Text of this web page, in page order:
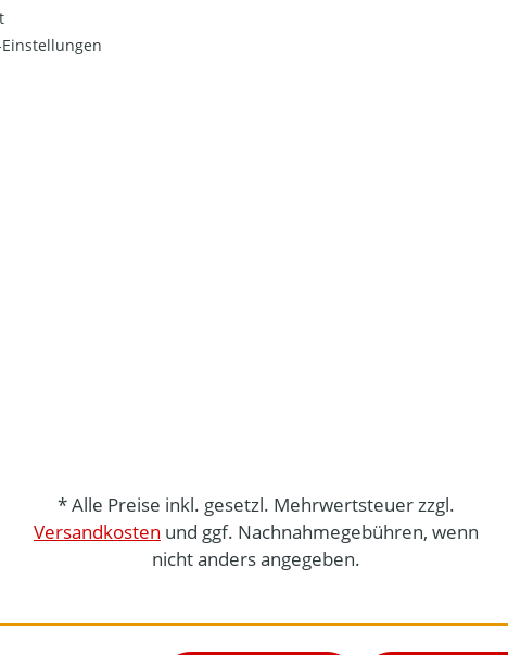
Einstellungen
* Alle Preise inkl. gesetzl. Mehrwertsteuer zzgl.
Versandkosten und ggf. Nachnahmegebühren, wenn
nicht anders angegeben.